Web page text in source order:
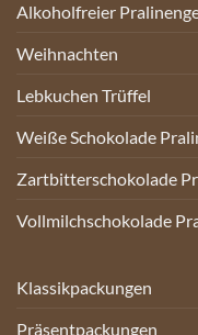
Alkoholfreier
Weihnachten
Lebkuchen Trüffel
Weiße Schokolade
Zartbitterschokolade
Vollmilchschokolade
Klassikpackungen
Präsentpackungen